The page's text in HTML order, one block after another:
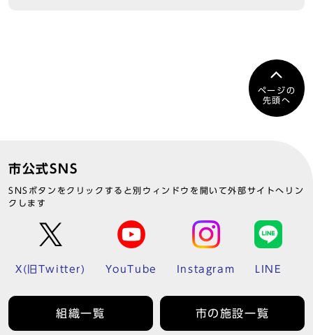
ページの
先頭へ
市公式SNS
SNSボタンをクリックすると別ウィンドウを開いて外部サイトへリン
クします
X(旧Twitter) YouTube Instagram LINE
組織一覧 市の施設一覧